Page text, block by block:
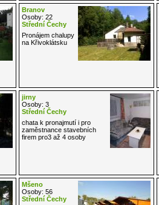
Branov
Osoby: 22
Střední Čechy
Pronájem chalupy
na Křivoklátsku
jirny
Osoby: 3
Střední Čechy
chata k pronajmutí i pro
zaměstnance stavebních
firem pro3 až 4 osoby
Mšeno
Osoby: 56
Střední Čechy